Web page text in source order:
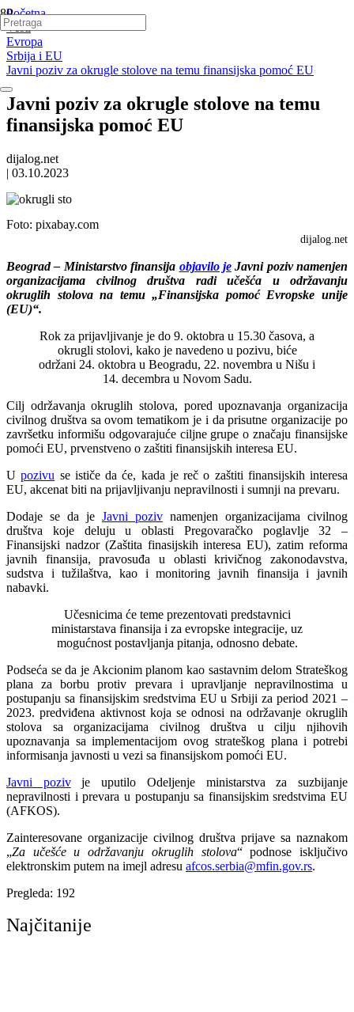
Početna
Vesti
Evropa
Srbija i EU
Javni poziv za okrugle stolove na temu finansijska pomoć EU
Javni poziv za okrugle stolove na temu
finansijska pomoć EU
dijalog.net
| 03.10.2023
Foto: pixabay.com
dijalog.net
Beograd – Ministarstvo finansija objavilo jeJavni poziv namenjen
organizacijama civilnog društva radi učešća u održavanju
okruglih stolova na temu „Finansijska pomoć Evropske unije
(EU)“.
Rok za prijavljivanje je do 9. oktobra u 15.30 časova, a
okrugli stolovi, kako je navedeno u pozivu, biće
održani 24. oktobra u Beogradu, 22. novembra u Nišu i
14. decembra u Novom Sadu.
Cilj održavanja okruglih stolova, pored upoznavanja organizacija
civilnog društva sa ovom tematikom je i da prisutne organizacije po
završetku informišu odgovarajuće ciljne grupe o značaju finansijske
pomoći EU, prvenstveno o zaštiti finansijskih interesa EU.
Upozivu se ističe da će, kada je reč o zaštiti finansijskih interesa
EU, akcenat biti na prijavljivanju nepravilnosti i sumnji na prevaru.
Dodaje se da je Javni poziv namenjen organizacijama civilnog
društva koje deluju u oblasti Pregovaračko poglavlje 32 –
Finansijski nadzor (Zaštita finasijskih interesa EU), zatim reforma
javnih finansija, pravosuđa u oblasti krivičnog zakonodavstva,
sudstva i tužilaštva, kao i monitoring javnih finansija i javnih
nabavki.
Učesnicima će teme prezentovati predstavnici
ministarstava finansija i za evropske integracije, uz
mogućnost postavljanja pitanja, odnosno debate.
Podseća se da je Akcionim planom kao sastavnim delom Strateškog
plana za borbu protiv prevara i upravljanje nepravilnostima u
postupanju sa finansijskim sredstvima EU u Srbiji za period 2021 –
2023. predviđena aktivnost koja se odnosi na održavanje okruglih
stolova sa organizacijama civilnog društva u cilju njihovih
upoznavanja sa implementacijom ovog strateškog plana i potrebi
informisanja javnosti u vezi sa finansijskom pomoći EU.
Javni pozivje uputilo Odeljenje ministarstva za suzbijanje
nepravilnosti i prevara u postupanju sa finansijskim sredstvima EU
(AFKOS).
Zainteresovane organizacije civilnog društva prijave sa naznakom
„Za učešće u održavanju okruglih stolova“ podnose isključivo
elektronskim putem na imejl adresu afcos.serbia@mfin.gov.rs.
Pregleda: 192
Najčitanije